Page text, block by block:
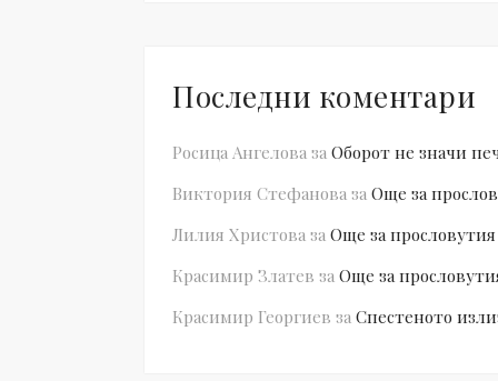
Последни коментари
Росица Ангелова за Оборот не значи
Виктория Стефанова за Още за
Лилия Христова за Още за
Красимир Златев за Още за
Красимир Георгиев за Спестеното